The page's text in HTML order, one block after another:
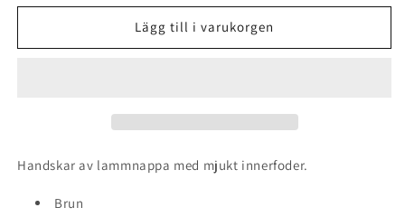
för
Handskar
för
IGLO
Handskar
Lägg till i varukorgen
Handskar av lammnappa med mjukt innerfoder.
Brun